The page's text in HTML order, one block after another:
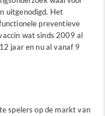
uitgenodigd. Het
preventieve
wat sinds 2009 al
jaar en nu al vanaf 9
spelers op de markt van